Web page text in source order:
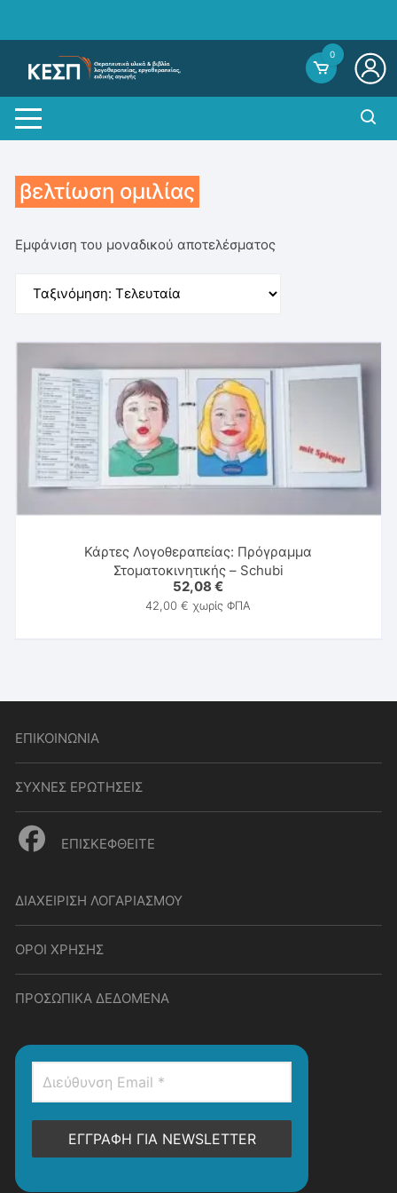
0
βελτίωση ομιλίας
Εμφάνιση του μοναδικού αποτελέσματος
Κάρτες Λογοθεραπείας: Πρόγραμμα
Στοματοκινητικής – Schubi
52,08€
42,00€ χωρίς ΦΠΑ
ΕΠΙΚΟΙΝΩΝΙΑ
ΣΥΧΝΕΣ ΕΡΩΤΗΣΕΙΣ
ΕΠΙΣΚΕΦΘΕΙΤΕ
ΔΙΑΧΕΙΡΙΣΗ ΛΟΓΑΡΙΑΣΜΟΥ
ΟΡΟΙ ΧΡΗΣΗΣ
ΠΡΟΣΩΠΙΚΑ ΔΕΔΟΜΕΝΑ